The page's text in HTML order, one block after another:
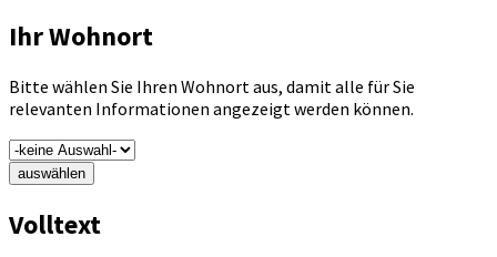
Ihr Wohnort
Bitte wählen Sie Ihren Wohnort aus, damit alle für Sie
relevanten Informationen angezeigt werden können.
auswählen
Volltext